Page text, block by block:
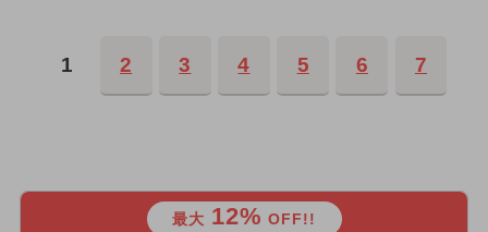
1 2 3 4 5 6 7
最大 12% OFF!!